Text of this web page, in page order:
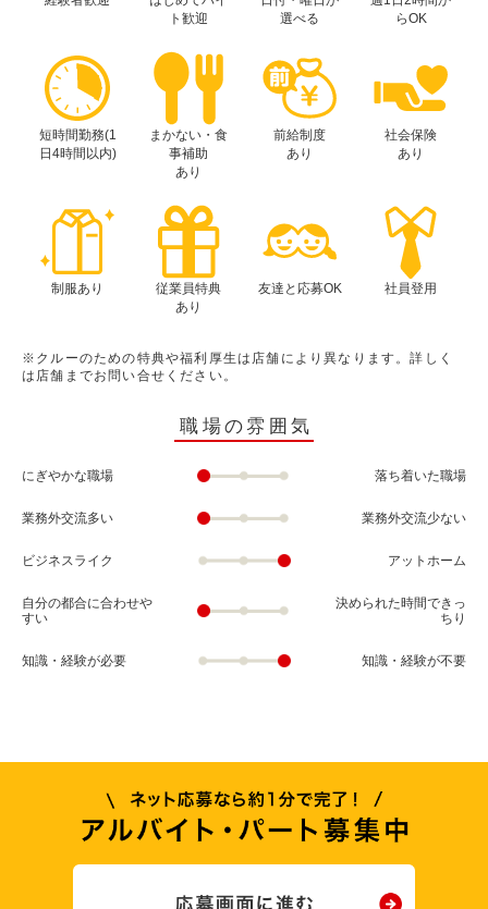
ト歓迎
選べる
らOK
短時間勤務(1
日4時間以内)
まかない・食
事補助
あり
前給制度
あり
社会保険
あり
制服あり
従業員特典
あり
友達と応募OK 社員登用
※クルーのための特典や福利厚生は店舗により異なります。詳しく
は店舗までお問い合せください。
職場の雰囲気
にぎやかな職場 落ち着いた職場
業務外交流多い 業務外交流少ない
ビジネスライク アットホーム
自分の都合に合わせや
すい
決められた時間できっ
ちり
知識・経験が必要 知識・経験が不要